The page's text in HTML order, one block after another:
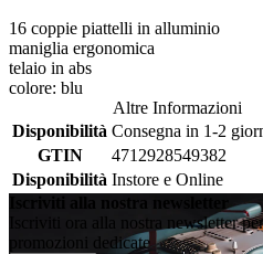
16 coppie piattelli in alluminio
maniglia ergonomica
telaio in abs
colore: blu
Altre Informazioni
Disponibilità Consegna in 1-2
GTIN
4712928549382
Disponibilità Instore e Online
Iscriviti alla nostra newsletter
Iscriviti ora alla nostra newsletter
promozioni dedicate